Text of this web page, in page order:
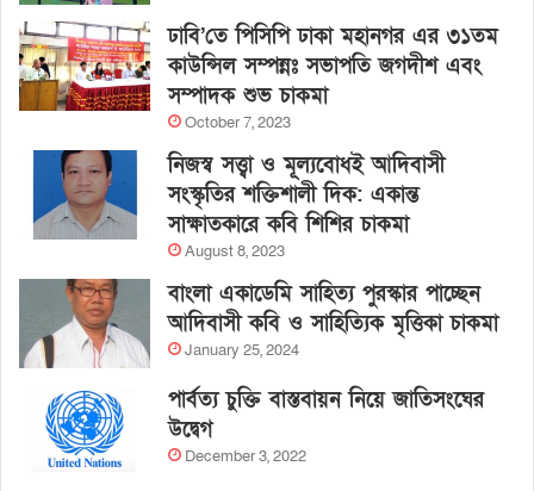
ঢাবি’তে পিসিপি ঢাকা মহানগর এর ৩১তম
কাউন্সিল সম্পন্নঃ সভাপতি জগদীশ এবং
সম্পাদক শুভ চাকমা
October 7, 2023
নিজস্ব সত্ত্বা ও মূল্যবোধই আদিবাসী
সংস্কৃতির শক্তিশালী দিক: একান্ত
সাক্ষাতকারে কবি শিশির চাকমা
August 8, 2023
বাংলা একাডেমি সাহিত্য পুরস্কার পাচ্ছেন
আদিবাসী কবি ও সাহিত্যিক মৃত্তিকা চাকমা
January 25, 2024
পার্বত্য চুক্তি বাস্তবায়ন নিয়ে জাতিসংঘের
উদ্বেগ
December 3, 2022